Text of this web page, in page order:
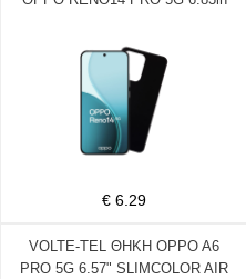
€ 6.29
VOLTE-TEL ΘΗΚΗ OPPO A6
PRO 5G 6.57" SLIMCOLOR AIR